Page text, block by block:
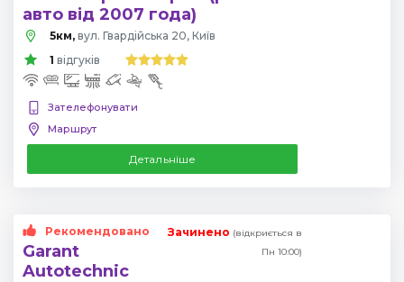
авто від 2007 года)
5км, вул. Гвардійська 20, Київ
1 відгуків
Зателефонувати
Маршрут
Детальніше
Рекомендовано
Garant
Autotechnic
Зачинено (відкриється в
Пн 10:00)